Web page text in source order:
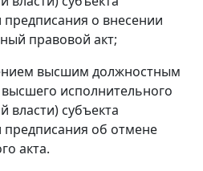
о внесении
правовой акт;
высшим должностным
исполнительного
власти) субъекта
об отмене
акта.